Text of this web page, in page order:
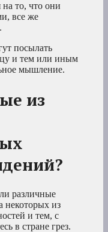
то, что они
все же
посылать
и тем или иным
мышление.
из
различные
некоторых из
и тем, с
в стране грез.